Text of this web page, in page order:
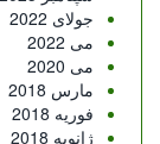
جولای 2022
می 2022
می 2020
مارس 2018
فوریه 2018
ژانویه 2018